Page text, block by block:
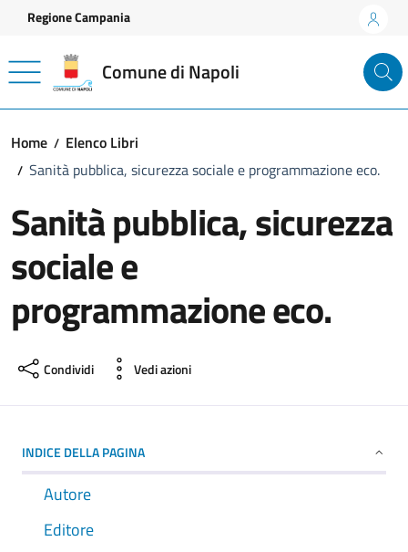
Vai ai contenuti
Vai al footer
Regione Campania
Comune di Napoli
Home
Elenco Libri
Sanità pubblica, sicurezza sociale e programmazione eco.
Sanità pubblica, sicurezza
sociale e
programmazione eco.
Condividi Vedi azioni
INDICE DELLA PAGINA
Autore
Editore